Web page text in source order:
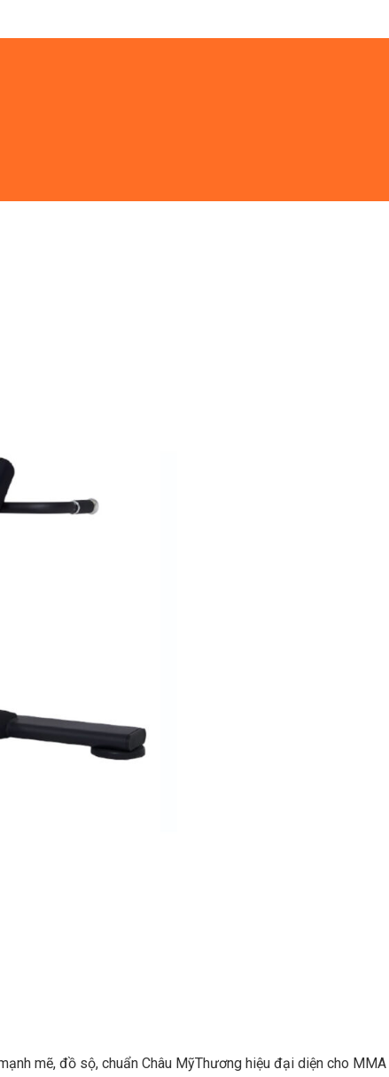
mẽ, đồ sộ, chuẩn Châu MỹThương hiệu đại diện cho